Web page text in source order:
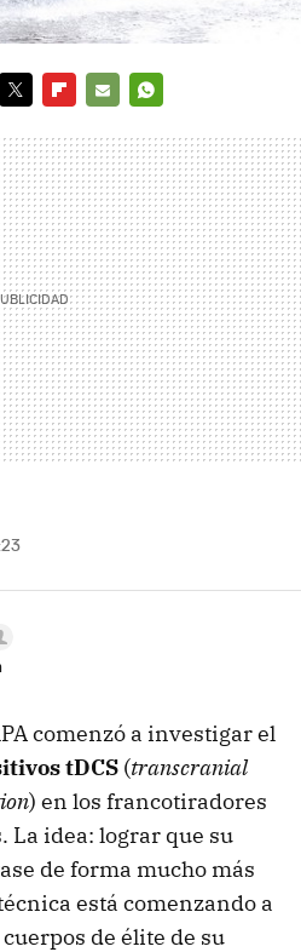
MAIL
comenzó a investigar el
tDCS (transcranial
) en los francotiradores
La idea: lograr que su
de forma mucho más
está comenzando a
de élite de su